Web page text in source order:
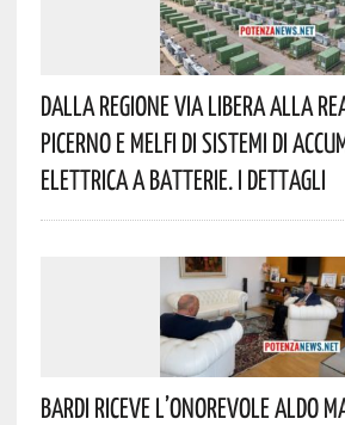
Dalla Regione Via Libera Alla
Picerno E Melfi Di Sistemi Di
Elettrica A Batterie. I Dettagli
Bardi Riceve L’onorevole Aldo